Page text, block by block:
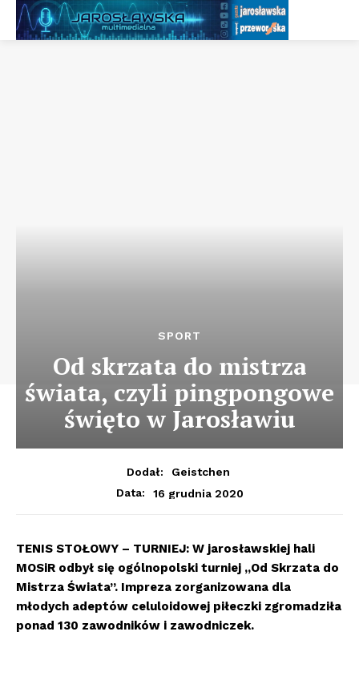
SPORT
Od skrzata do mistrza
świata, czyli pingpongowe
święto w Jarosławiu
Dodał:
Geistchen
Data:
16 grudnia 2020
TENIS STOŁOWY – TURNIEJ: W jarosławskiej hali
MOSiR odbył się ogólnopolski turniej „Od Skrzata do
Mistrza Świata”. Impreza zorganizowana dla
młodych adeptów celuloidowej piłeczki zgromadziła
ponad 130 zawodników i zawodniczek.